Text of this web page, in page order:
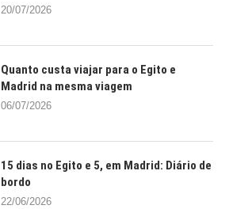
20/07/2026
Quanto custa viajar para o Egito e
Madrid na mesma viagem
06/07/2026
15 dias no Egito e 5, em Madrid: Diário de
bordo
22/06/2026